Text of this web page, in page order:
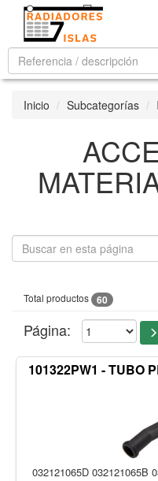
Inicio Subcategorías
Total productos 60
Página:
101322PW1 - TUBO
032121065D 032121065B